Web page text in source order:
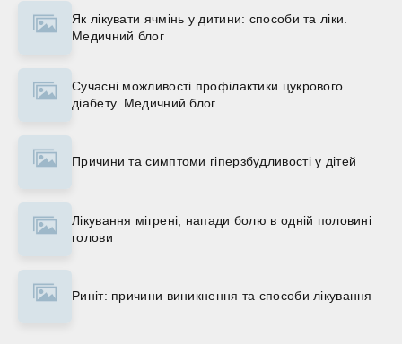
Як лікувати ячмінь у дитини: способи та ліки.
Медичний блог
Сучасні можливості профілактики цукрового
діабету. Медичний блог
Причини та симптоми гіперзбудливості у дітей
Лікування мігрені, напади болю в одній половині
голови
Риніт: причини виникнення та способи лікування